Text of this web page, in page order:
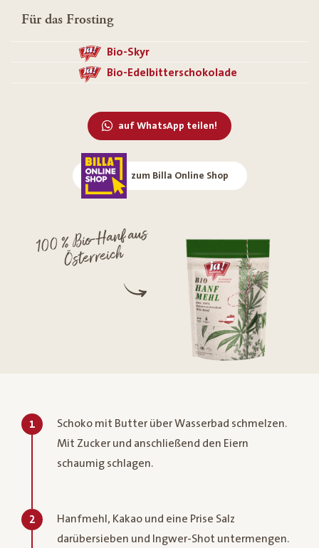
Für das Frosting
Bio-Skyr
Bio-Edelbitterschokolade
auf WhatsApp teilen!
zum Billa Online Shop
100 % Bio-Hanf aus
Österreich
1
Schoko mit Butter über Wasserbad schmelzen.
Mit Zucker und anschließend den Eiern
schaumig schlagen.
2
Hanfmehl, Kakao und eine Prise Salz
darübersieben und Ingwer-Shot untermengen.